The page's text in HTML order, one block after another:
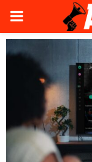
PRIMARY
MENU